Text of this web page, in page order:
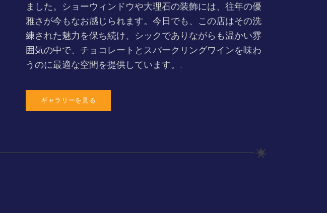
ました。ショーウィンドウや大理石の装飾には、往年の優
雅さが今もなお感じられます。今日でも、この店はその洗
練された魅力を保ち続け、シックでありながらも温かい雰
囲気の中で、チョコレートとスパークリングワインを味わ
うのに最適な空間を提供しています。.
ギャラリーを見る